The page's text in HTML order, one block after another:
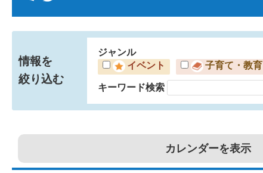
情報を
絞り込む
ジャンル
イベント
子育て・教育
キーワード検索
カレンダーを表示